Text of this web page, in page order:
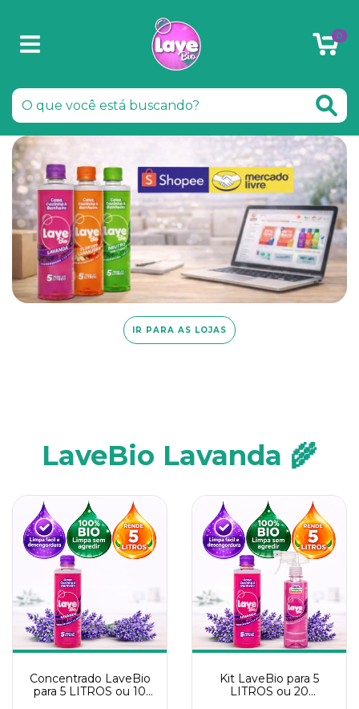
0
IR PARA AS LOJAS
LaveBio Lavanda 🌾
Concentrado LaveBio
para 5 LITROS ou 10
Kit LaveBio para 5
LITROS ou 20